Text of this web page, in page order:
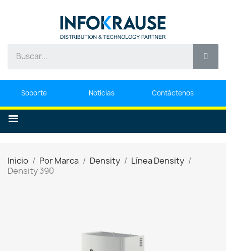
Soporte Noticias Contáctenos
Inicio Por Marca Density
Línea Density
Density 390